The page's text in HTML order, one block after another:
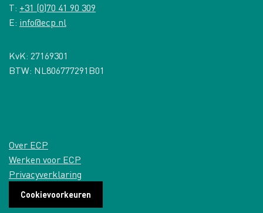
T: +31 (0)70 41 90 309
E: info@ecp.nl
KvK: 27169301
BTW: NL806777291B01
Over ECP
Werken voor ECP
Privacyverklaring
Cookievoorkeuren